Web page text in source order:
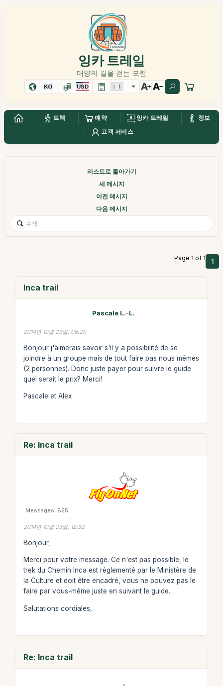
잉카 트레일
태양의 길을 걷는 모험
KO USD
트렉 예약 잉카 트레일
정보
고객 서비스
리스트로 돌아가기
새 메시지
이전 메시지
다음 메시지
Page 1 of 1 1
Inca trail
Pascale L.-L.
2014년 10월 23일, 06:20
Bonjour j'aimerais savoir s'il y a possibilité de se
joindre à un groupe mais de tout faire pas nous mêmes
(2 personnes). Donc juste payer pour suivre le guide
quel serait le prix? Merci!
Pascale et Alex
Re: Inca trail
Messages: 825
2014년 10월 23일, 12:32
Bonjour,
Merci pour votre message. Ce n'est pas possible, le
trek du Chemin Inca est règlementé par le Ministère de
la Culture et doit être encadré, vous ne pouvez pas le
faire par vous-même juste en suivant le guide.
Salutations cordiales,
Re: Inca trail